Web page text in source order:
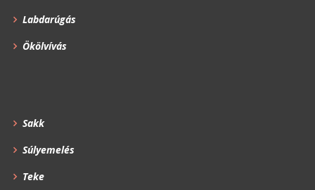
Labdarúgás
Ökölvívás
Sakk
Súlyemelés
Teke